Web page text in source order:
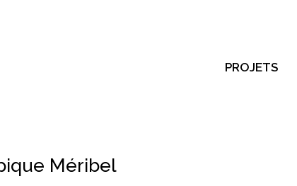
PROJETS
Méribel